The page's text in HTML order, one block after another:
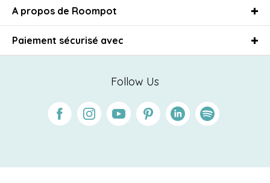
Follow Us
FacebookInstagramYoutubePinterestLinkedinSpotify
A propos de Roompot
Paiement sécurisé avec